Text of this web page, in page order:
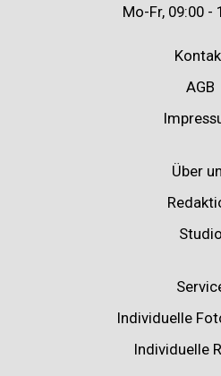
Mo-Fr, 09:00 -
AGB
Über
Studio
Individuelle
Individuelle